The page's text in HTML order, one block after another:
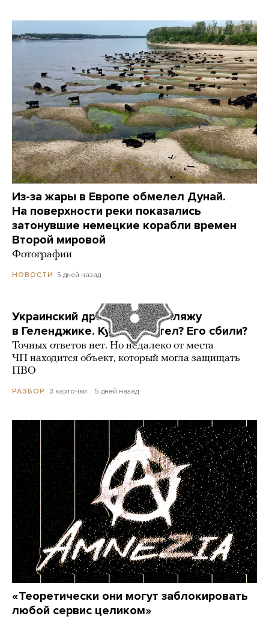
Из-за жары в Европе обмелел Дунай.
На поверхности реки показались
затонувшие немецкие корабли времен
Второй мировой
Фотографии
НОВОСТИ 5 дней назад
Украинский дрон попал по пляжу
в Геленджике. Куда он летел? Его сбили?
Точных ответов нет. Но недалеко от места
ЧП находится объект, который могла защищать
ПВО
РАЗБОР 3 карточки 5 дней назад
«Теоретически они могут заблокировать
любой сервис целиком»